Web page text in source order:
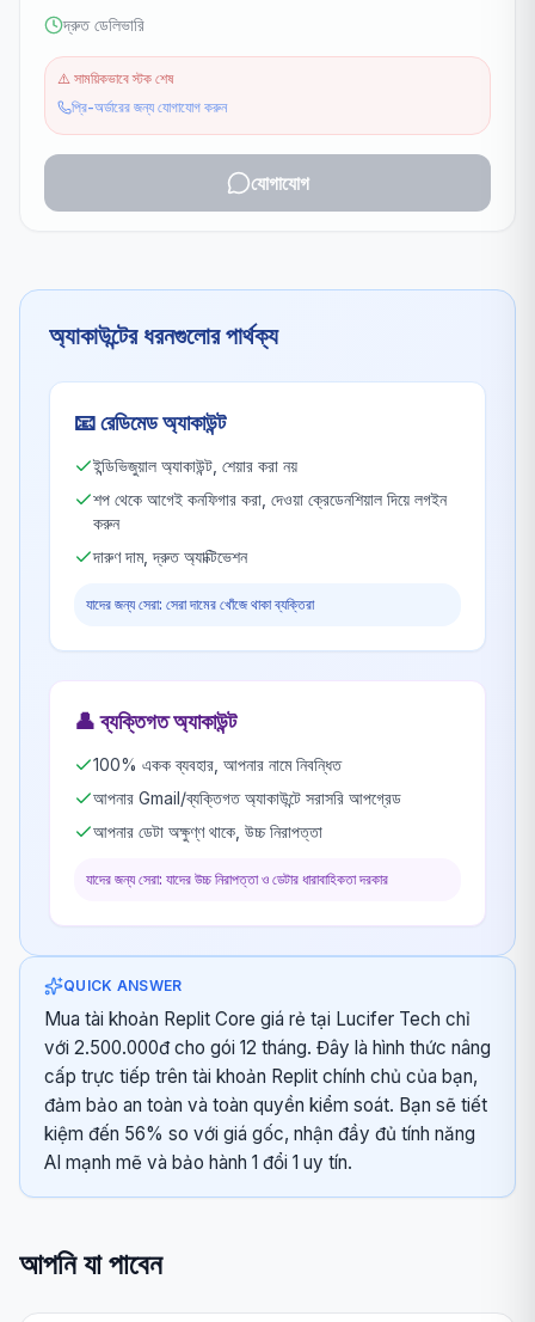
দ্রুত ডেলিভারি
⚠️ সাময়িকভাবে স্টক শেষ
প্রি-অর্ডারের জন্য যোগাযোগ করুন
যোগাযোগ
অ্যাকাউন্টের ধরনগুলোর পার্থক্য
📧রেডিমেড অ্যাকাউন্ট
ইন্ডিভিজুয়াল অ্যাকাউন্ট, শেয়ার করা নয়
শপ থেকে আগেই কনফিগার করা, দেওয়া ক্রেডেনশিয়াল দিয়ে লগইন
করুন
দারুণ দাম, দ্রুত অ্যাক্টিভেশন
যাদের জন্য সেরা: সেরা দামের খোঁজে থাকা ব্যক্তিরা
👤ব্যক্তিগত অ্যাকাউন্ট
100% একক ব্যবহার, আপনার নামে নিবন্ধিত
আপনার Gmail/ব্যক্তিগত অ্যাকাউন্টে সরাসরি আপগ্রেড
আপনার ডেটা অক্ষুণ্ণ থাকে, উচ্চ নিরাপত্তা
যাদের জন্য সেরা: যাদের উচ্চ নিরাপত্তা ও ডেটার ধারাবাহিকতা দরকার
QUICK ANSWER
Mua tài khoản Replit Core giá rẻ tại Lucifer Tech chỉ
với 2.500.000đ cho gói 12 tháng. Đây là hình thức nâng
cấp trực tiếp trên tài khoản Replit chính chủ của bạn,
đảm bảo an toàn và toàn quyền kiểm soát. Bạn sẽ tiết
kiệm đến 56% so với giá gốc, nhận đầy đủ tính năng
AI mạnh mẽ và bảo hành 1 đổi 1 uy tín.
আপনি যা পাবেন